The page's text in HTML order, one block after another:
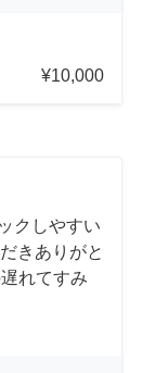
¥10,000
クしやすい
きありがと
れてすみ